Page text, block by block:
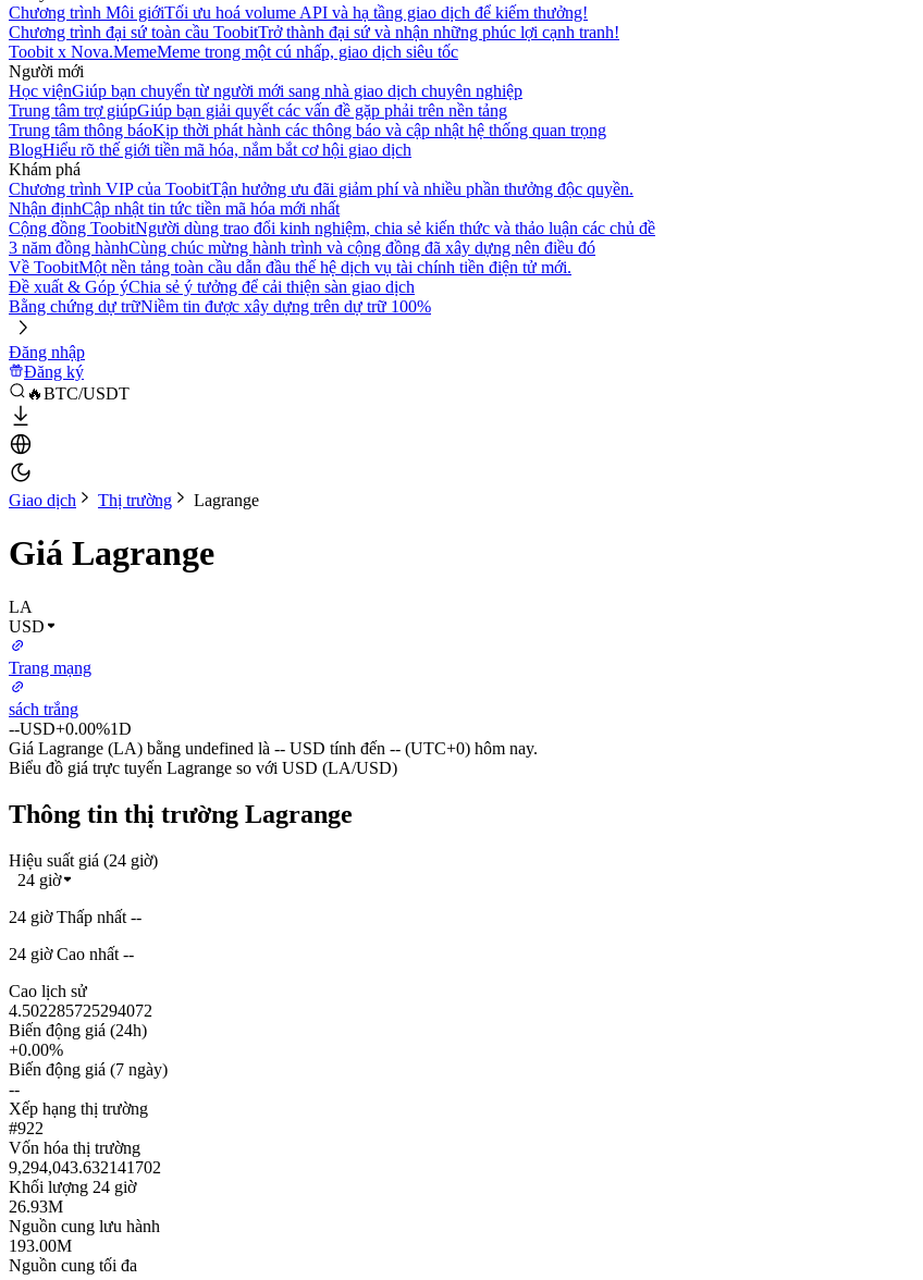
Chương trình Môi giớiTối ưu hoá volume API và hạ tầng giao dịch để kiếm thưởng!
Chương trình đại sứ toàn cầu ToobitTrở thành đại sứ và nhận những phúc lợi cạnh tranh!
Toobit x Nova.MemeMeme trong một cú nhấp, giao dịch siêu tốc
Người mới
Học việnGiúp bạn chuyển từ người mới sang nhà giao dịch chuyên nghiệp
Trung tâm trợ giúpGiúp bạn giải quyết các vấn đề gặp phải trên nền tảng
Trung tâm thông báoKịp thời phát hành các thông báo và cập nhật hệ thống quan trọng
BlogHiểu rõ thế giới tiền mã hóa, nắm bắt cơ hội giao dịch
Khám phá
Chương trình VIP của ToobitTận hưởng ưu đãi giảm phí và nhiều phần thưởng độc quyền.
Nhận địnhCập nhật tin tức tiền mã hóa mới nhất
Cộng đồng ToobitNgười dùng trao đổi kinh nghiệm, chia sẻ kiến thức và thảo luận các chủ đề
3 năm đồng hànhCùng chúc mừng hành trình và cộng đồng đã xây dựng nên điều đó
Về ToobitMột nền tảng toàn cầu dẫn đầu thế hệ dịch vụ tài chính tiền điện tử mới.
Đề xuất & Góp ýChia sẻ ý tưởng để cải thiện sàn giao dịch
Bằng chứng dự trữNiềm tin được xây dựng trên dự trữ 100%
Đăng nhập
Đăng ký
🔥BTC/USDT
Giao dịch Thị trường Lagrange
Giá Lagrange
LA
USD
Trang mạng
sách trắng
--USD+0.00%1D
Giá Lagrange (LA) bằng undefined là -- USD tính đến -- (UTC+0) hôm nay.
Biểu đồ giá trực tuyến Lagrange so với USD (LA/USD)
Thông tin thị trường Lagrange
Hiệu suất giá (24 giờ)
24 giờ
24 giờ Thấp nhất --
24 giờ Cao nhất --
Cao lịch sử
4.502285725294072
Biến động giá (24h)
+0.00%
Biến động giá (7 ngày)
--
Xếp hạng thị trường
#922
Vốn hóa thị trường
9,294,043.632141702
Khối lượng 24 giờ
26.93M
Nguồn cung lưu hành
193.00M
Nguồn cung tối đa